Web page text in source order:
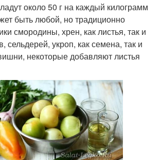
около 50 г на каждый килограмм
быть любой, но традиционно
смородины, хрен, как листья, так и
сельдерей, укроп, как семена, так и
некоторые добавляют листья